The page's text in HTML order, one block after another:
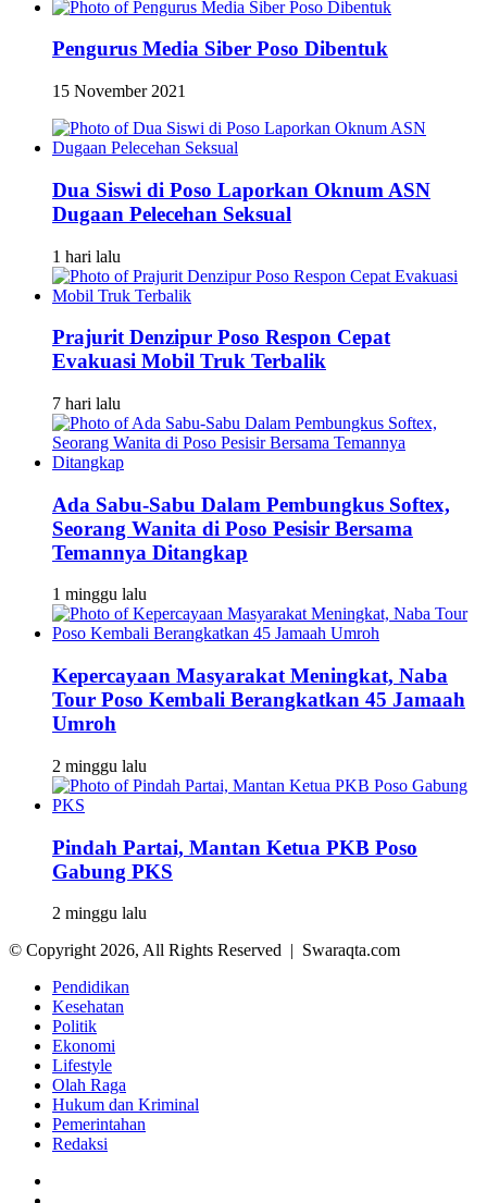
Pengurus Media Siber Poso Dibentuk
15 November 2021
Dua Siswi di Poso Laporkan Oknum ASN
Dugaan Pelecehan Seksual
1 hari lalu
Prajurit Denzipur Poso Respon Cepat
Evakuasi Mobil Truk Terbalik
7 hari lalu
Ada Sabu-Sabu Dalam Pembungkus Softex,
Seorang Wanita di Poso Pesisir Bersama
Temannya Ditangkap
1 minggu lalu
Kepercayaan Masyarakat Meningkat, Naba
Tour Poso Kembali Berangkatkan 45 Jamaah
Umroh
2 minggu lalu
Pindah Partai, Mantan Ketua PKB Poso
Gabung PKS
2 minggu lalu
© Copyright 2026, All Rights Reserved | Swaraqta.com
Pendidikan
Kesehatan
Politik
Ekonomi
Lifestyle
Olah Raga
Hukum dan Kriminal
Pemerintahan
Redaksi